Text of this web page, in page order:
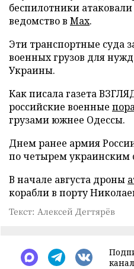
беспилотники атаковали
ведомство в Max.
Эти транспортные суда
военных грузов для
Украины.
Как писала газета
российские военные
грузами южнее Одессы.
Днем ранее армия
по четырем украинским
В начале августа дроны
корабли в порту
Текст: Алексей Дегтярёв